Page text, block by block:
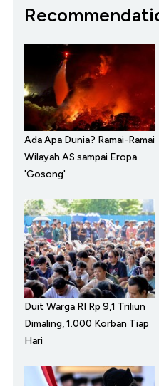
Ada Apa Dunia? Ramai-Ramai
Wilayah AS sampai Eropa
'Gosong'
Duit Warga RI Rp 9,1 Triliun
Dimaling, 1.000 Korban Tiap
Hari